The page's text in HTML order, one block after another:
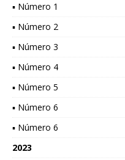
▪ Número 1
▪ Número 2
▪ Número 3
▪ Número 4
▪ Número 5
▪ Número 6
▪ Número 6
2023